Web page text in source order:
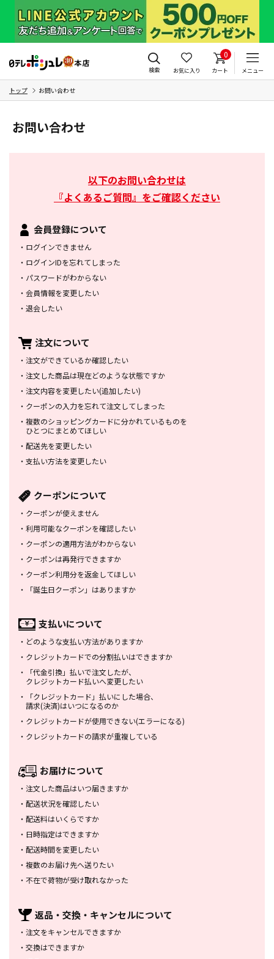
検索 お気に入り
0
カート メニュー
トップ お問い合わせ
お問い合わせ
以下のお問い合わせは
『よくあるご質問』をご確認ください
会員登録について
・ ログインできません
・ ログインIDを忘れてしまった
・ パスワードがわからない
・ 会員情報を変更したい
・ 退会したい
注文について
・ 注文ができているか確認したい
・ 注文した商品は現在どのような状態ですか
・ 注文内容を変更したい(追加したい)
・ クーポンの入力を忘れて注文してしまった
・ 複数のショッピングカードに分かれているものを
ひとつにまとめてほしい
・ 配送先を変更したい
・ 支払い方法を変更したい
クーポンについて
・ クーポンが使えません
・ 利用可能なクーポンを確認したい
・ クーポンの適用方法がわからない
・ クーポンは再発行できますか
・ クーポン利用分を返金してほしい
・
「誕生日クーポン」はありますか
支払いについて
・ どのような支払い方法がありますか
・ クレジットカードでの分割払いはできますか
・
「代金引換」払いで注文したが、
クレジットカード払いへ変更したい
・
「クレジットカード」払いにした場合、
請求(決済)はいつになるのか
・ クレジットカードが使用できない(エラーになる)
・ クレジットカードの請求が重複している
お届けについて
・ 注文した商品はいつ届きますか
・ 配送状況を確認したい
・ 配送料はいくらですか
・ 日時指定はできますか
・ 配送時間を変更したい
・ 複数のお届け先へ送りたい
・ 不在で荷物が受け取れなかった
返品・交換・ キャンセルについて
・ 注文をキャンセルできますか
・ 交換はできますか